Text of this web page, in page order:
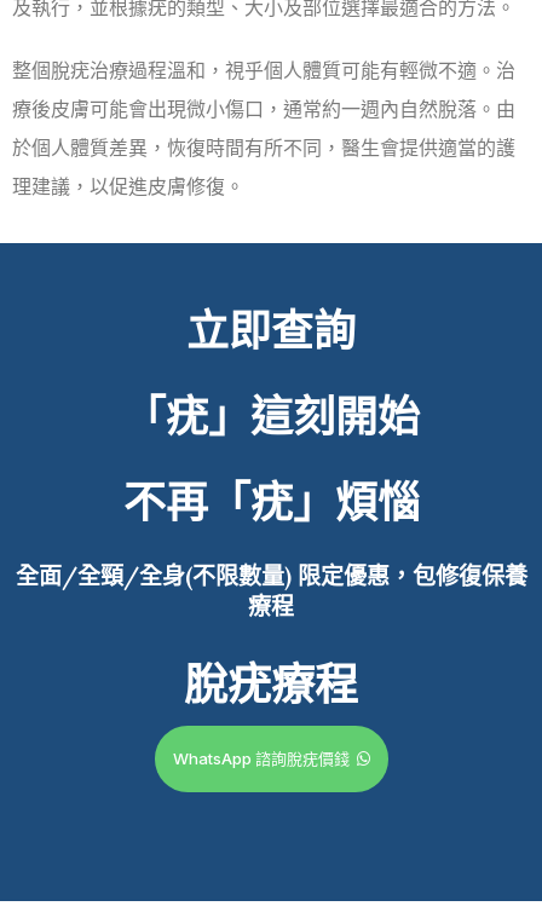
及執行，並根據疣的類型、大小及部位選擇最適合的方法。
整個脫疣治療過程溫和，視乎個人體質可能有輕微不適。治
療後皮膚可能會出現微小傷口，通常約一週內自然脫落。由
於個人體質差異，恢復時間有所不同，醫生會提供適當的護
理建議，以促進皮膚修復。
立即查詢
「疣」這刻開始
不再「疣」煩惱
全面/全頸/全身(不限數量)限定優惠，包修復保養
療程
脫疣療程
WhatsApp 諮詢脫疣價錢